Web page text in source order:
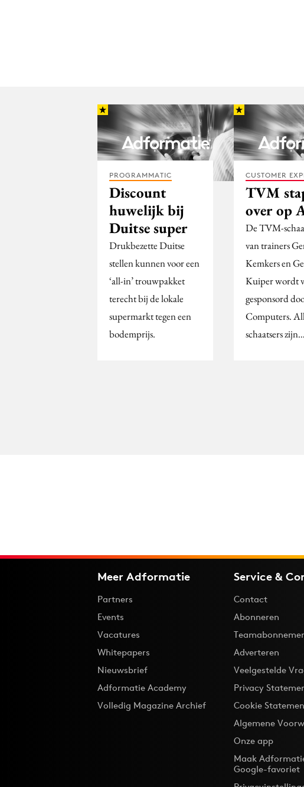
PROGRAMMATIC
Discount
huwelijk bij
Duitse super
Drukbezette Duitse
stellen kunnen voor een
‘all-in’ trouwpakket
terecht bij de lokale
supermarkt tegen een
bodemprijs.
CUSTOMER
TVM
over op
De TVM-
van trainers
Kemkers en
Kuiper wordt
gesponsord
Computers.
schaatsers zijn…
Meer Adformatie
Partners
Events
Vacatures
Whitepapers
Nieuwsbrief
Adformatie Academy
Volledig Magazine Archief
Service &
Contact
Abonneren
Adverteren
Veelgestelde
Privacy
Cookie
Algemene
Onze app
Maak
Google-favoriet